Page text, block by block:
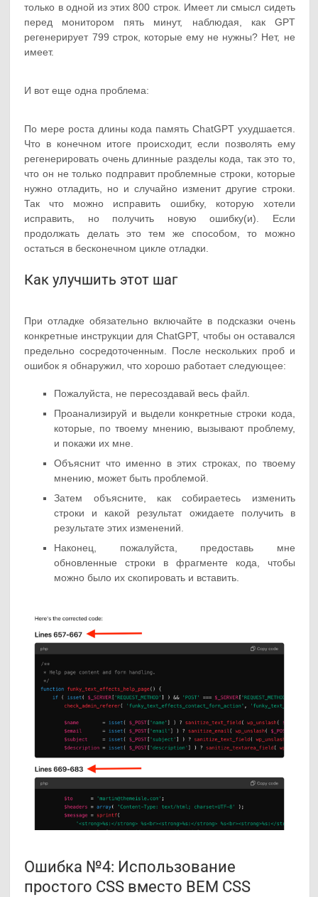
только в одной из этих 800 строк. Имеет ли смысл сидеть
перед монитором пять минут, наблюдая, как GPT
регенерирует 799 строк, которые ему не нужны? Нет, не
имеет.
И вот еще одна проблема:
По мере роста длины кода память ChatGPT ухудшается.
Что в конечном итоге происходит, если позволять ему
регенерировать очень длинные разделы кода, так это то,
что он не только подправит проблемные строки, которые
нужно отладить, но и случайно изменит другие строки.
Так что можно исправить ошибку, которую хотели
исправить, но получить новую ошибку(и). Если
продолжать делать это тем же способом, то можно
остаться в бесконечном цикле отладки.
Как улучшить этот шаг
При отладке обязательно включайте в подсказки очень
конкретные инструкции для ChatGPT, чтобы он оставался
предельно сосредоточенным. После нескольких проб и
ошибок я обнаружил, что хорошо работает следующее:
Пожалуйста, не пересоздавай весь файл.
Проанализируй и выдели конкретные строки кода,
которые, по твоему мнению, вызывают проблему,
и покажи их мне.
Объяснит что именно в этих строках, по твоему
мнению, может быть проблемой.
Затем объясните, как собираетесь изменить
строки и какой результат ожидаете получить в
результате этих изменений.
Наконец, пожалуйста, предоставь мне
обновленные строки в фрагменте кода, чтобы
можно было их скопировать и вставить.
Ошибка №4: Использование
простого CSS вместо BEM CSS